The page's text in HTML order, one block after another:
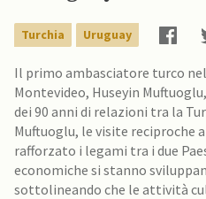
Turchia Uruguay
Il primo ambasciatore turco
Montevideo, Huseyin
dei 90 anni di relazioni tra la
Muftuoglu, le visite reciproche
rafforzato i legami tra i due
economiche si stanno
sottolineando che le attività